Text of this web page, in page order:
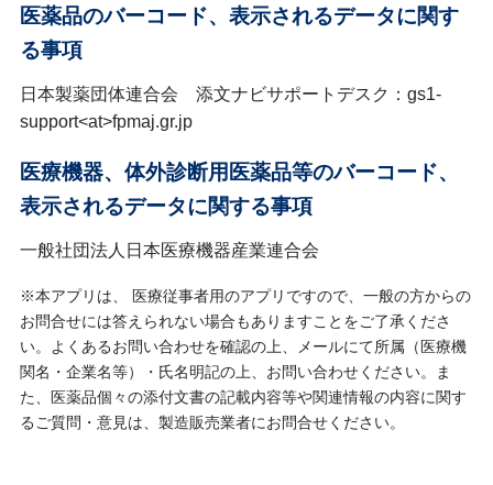
医薬品のバーコード、表示されるデータに関す
る事項
日本製薬団体連合会 添文ナビサポートデスク：gs1-
support<at>fpmaj.gr.jp
医療機器、体外診断用医薬品等のバーコード、
表示されるデータに関する事項
一般社団法人日本医療機器産業連合会
※本アプリは、 医療従事者用のアプリですので、一般の方からの
お問合せには答えられない場合もありますことをご了承くださ
い。よくあるお問い合わせを確認の上、メールにて所属（医療機
関名・企業名等）・氏名明記の上、お問い合わせください。ま
た、医薬品個々の添付文書の記載内容等や関連情報の内容に関す
るご質問・意見は、製造販売業者にお問合せください。